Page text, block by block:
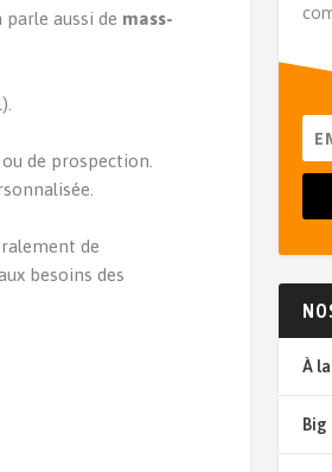
parle aussi de mass-
de prospection.
de
besoins des
À
Big